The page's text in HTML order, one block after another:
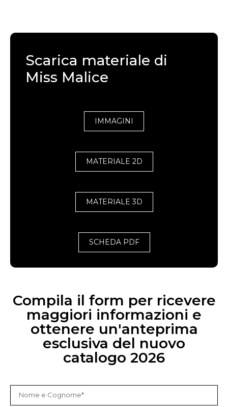
Scarica materiale di
Miss Malice
IMMAGINI
MATERIALE 2D
MATERIALE 3D
SCHEDA PDF
Compila il form per ricevere
maggiori informazioni e
ottenere un'anteprima
esclusiva del nuovo
catalogo 2026